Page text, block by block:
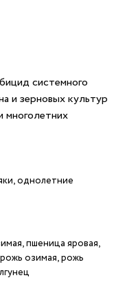
системного
и зерновых культур
многолетних
однолетние
пшеница яровая,
озимая, рожь